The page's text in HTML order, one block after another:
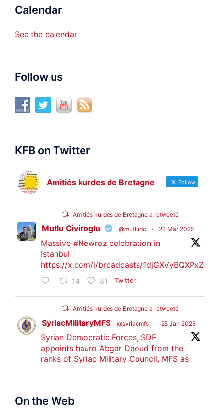
Calendar
See the calendar
Follow us
KFB on Twitter
Amitiés kurdes de Bretagne Follow
Amitiés kurdes de Bretagne a retweeté
Mutlu Civiroglu @mutludc · 23 Mar 2025
Massive #Newroz celebration in
Istanbul
https://x.com/i/broadcasts/1djGXVyBQXPxZ
14 81 Twitter
Amitiés kurdes de Bretagne a retweeté
SyriacMilitaryMFS @syriacmfs · 25 Jan 2025
Syrian Democratic Forces, SDF
appoints hauro Abgar Daoud from the
ranks of Syriac Military Council, MFS as
ܟܫܝܪܘܬܐ ܒܘܠܝܬܐ ܚܘܪܐ ܐܒܓܪ
On the Web